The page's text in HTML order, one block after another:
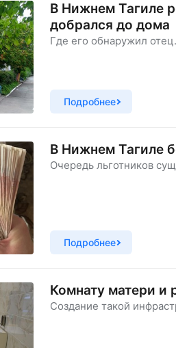
В Нижнем Тагиле
добрался до дома
Где его обнаружил отец.
Подробнее
В Нижнем Тагиле
Очередь льготников
Подробнее
Комнату матери и
Создание такой